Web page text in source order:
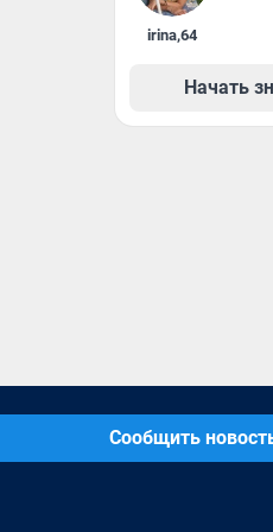
irina,64
Начать
Сообщить